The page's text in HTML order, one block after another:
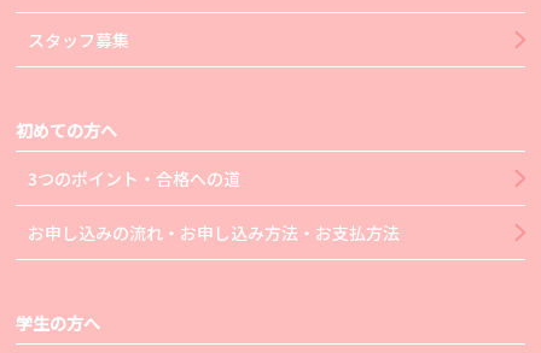
スタッフ募集
初めての方へ
3つのポイント・合格への道
お申し込みの流れ・お申し込み方法・お支払方法
学生の方へ